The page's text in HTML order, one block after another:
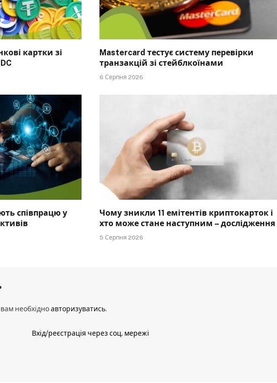
картки зі
Mastercard тестує систему перевірки
транзакцій зі стейблкоїнами
6 Серпня 2026
співпрацю у
Чому зникли 11 емітентів криптокарток і
хто може стане наступним – дослідження
5 Серпня 2026
необхідноавторизуватись.
Вхід/реєстрація через соц. мережі